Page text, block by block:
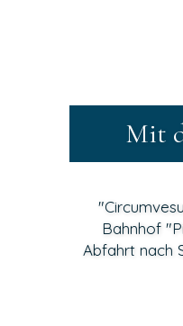
Mit
Bahnhof
Abfahrt nach